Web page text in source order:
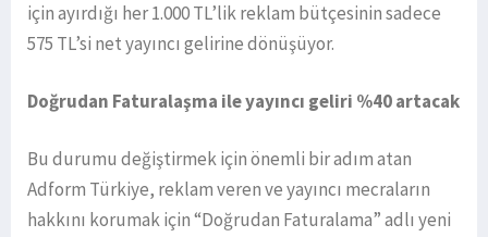
için ayırdığı her 1.000 TL’lik reklam bütçesinin sadece
575 TL’si net yayıncı gelirine dönüşüyor.
Doğrudan Faturalaşma ile yayıncı geliri %40 artacak
Bu durumu değiştirmek için önemli bir adım atan
Adform Türkiye, reklam veren ve yayıncı mecraların
hakkını korumak için “Doğrudan Faturalama” adlı yeni